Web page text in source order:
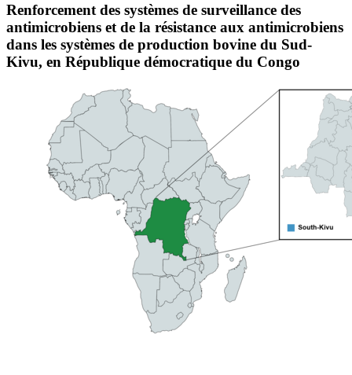
Renforcement des systèmes de surveillance des
antimicrobiens et de la résistance aux antimicrobiens
dans les systèmes de production bovine du Sud-
Kivu, en République démocratique du Congo